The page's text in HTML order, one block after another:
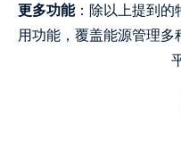
更多功能：除以上提到的
用功能，覆盖能源管理多